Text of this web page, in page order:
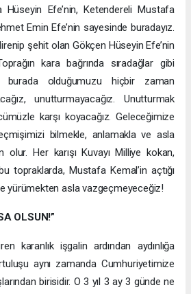
Hüseyin Efe’nin, Ketendereli Mustafa
Emin Efe’nin sayesinde buradayız.
şehit olan Gökçen Hüseyin Efe’nin
kara bağrında sıradağlar gibi
burada olduğumuzu hiçbir zaman
unutturmayacağız. Unutturmak
karşı koyacağız. Geleceğimize
bilmekle, anlamakla ve asla
Her karışı Kuvayı Milliye kokan,
topraklarda, Mustafa Kemal’in açtığı
yürümekten asla vazgeçmeyeceğiz!
OLSUN!”
karanlık işgalin ardından aydınlığa
aynı zamanda Cumhuriyetimize
birisidir. O 3 yıl 3 ay 3 günde ne